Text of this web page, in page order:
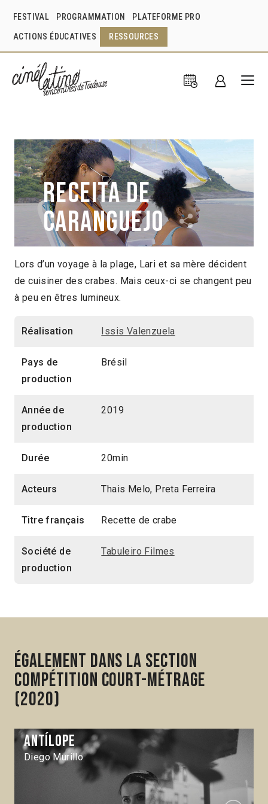
FESTIVAL PROGRAMMATION PLATEFORME PRO
ACTIONS ÉDUCATIVES RESSOURCES
Receita de
caranguejo
Issis Valenzuela Brésil 2019
20min
Lors d’un voyage à la plage, Lari et sa mère décident
de cuisiner des crabes. Mais ceux-ci se changent peu
à peu en êtres lumineux.
Réalisation Issis Valenzuela
Pays de
production
Brésil
Année de
production
2019
Durée 20min
Acteurs Thais Melo, Preta Ferreira
Titre français Recette de crabe
Société de
production
Tabuleiro Filmes
Également dans la section
Compétition Court-métrage
(2020)
Antílope
Diego Murillo